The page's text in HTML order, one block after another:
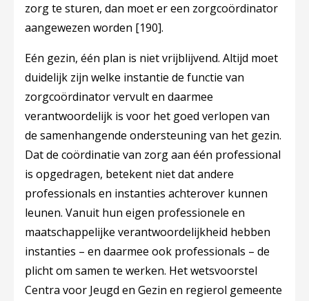
zorg te sturen, dan moet er een zorgcoördinator
aangewezen worden [190].
Eén gezin, één plan is niet vrijblijvend. Altijd moet
duidelijk zijn welke instantie de functie van
zorgcoördinator vervult en daarmee
verantwoordelijk is voor het goed verlopen van
de samenhangende ondersteuning van het gezin.
Dat de coördinatie van zorg aan één professional
is opgedragen, betekent niet dat andere
professionals en instanties achterover kunnen
leunen. Vanuit hun eigen professionele en
maatschappelijke verantwoordelijkheid hebben
instanties – en daarmee ook professionals – de
plicht om samen te werken. Het wetsvoorstel
Centra voor Jeugd en Gezin en regierol gemeente